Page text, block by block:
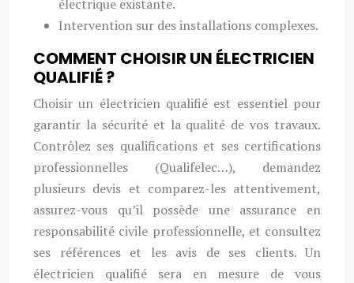
électrique existante.
Intervention sur des installations complexes.
COMMENT CHOISIR UN ÉLECTRICIEN
QUALIFIÉ ?
Choisir un électricien qualifié est essentiel pour
garantir la sécurité et la qualité de vos travaux.
Contrôlez ses qualifications et ses certifications
professionnelles (Qualifelec…), demandez
plusieurs devis et comparez-les attentivement,
assurez-vous qu’il possède une assurance en
responsabilité civile professionnelle, et consultez
ses références et les avis de ses clients. Un
électricien qualifié sera en mesure de vous